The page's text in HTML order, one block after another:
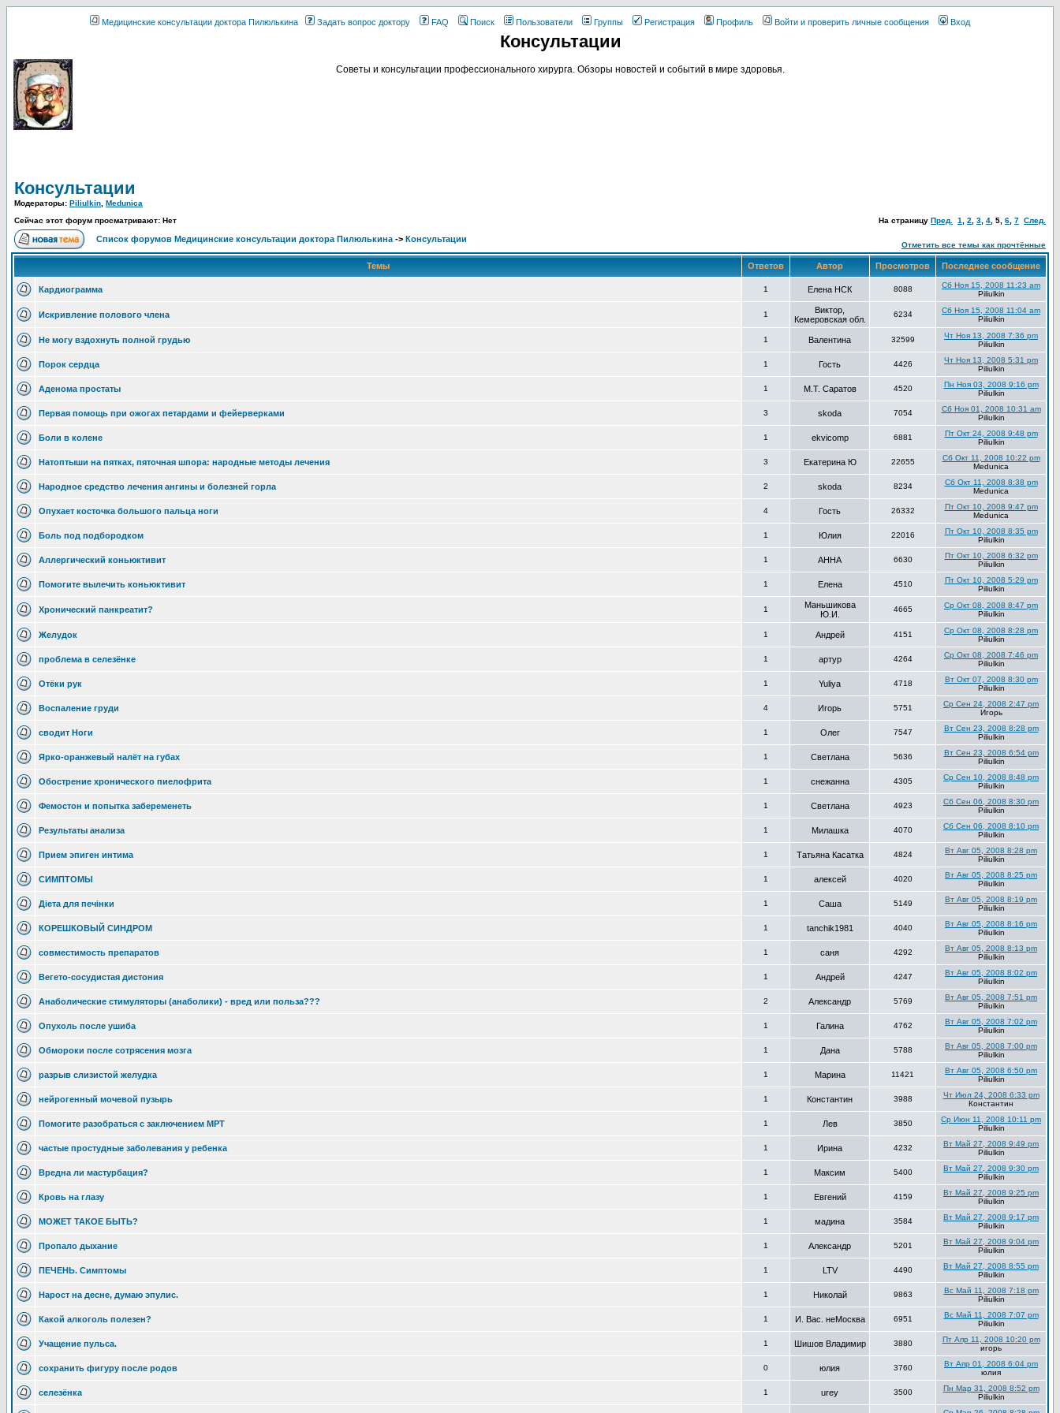
Медицинские консультации доктора Пилюлькина Задать вопрос доктору FAQ Поиск Пользователи Группы Регистрация Профиль Войти и проверить личные сообщения Вход
Консультации
Советы и консультации профессионального хирурга. Обзоры новостей и событий в мире здоровья.
Консультации
Модераторы: Piliulkin Medunica
Сейчас этот форум просматривают: Нет
На страницу Пред. 1 2 3 4 5 6 7 След.
Список форумов Медицинские консультации доктора Пилюлькина -> Консультации
Отметить все темы как прочтённые
Темы Ответов Автор Просмотров Последнее сообщение
Кардиограмма 1 Елена НСК 8088
Сб Ноя 15, 2008 11:23 am
Piliulkin
Искривление полового члена 1
Виктор,
Кемеровская обл.
6234
Сб Ноя 15, 2008 11:04 am
Piliulkin
Не могу вздохнуть полной грудью 1 Валентина 32599
Чт Ноя 13, 2008 7:36 pm
Piliulkin
Порок сердца 1 Гость 4426
Чт Ноя 13, 2008 5:31 pm
Piliulkin
Аденома простаты 1 М.Т. Саратов 4520
Пн Ноя 03, 2008 9:16 pm
Piliulkin
Первая помощь при ожогах петардами и фейерверками 3 skoda 7054
Сб Ноя 01, 2008 10:31 am
Piliulkin
Боли в колене 1 ekvicomp 6881
Пт Окт 24, 2008 9:48 pm
Piliulkin
Натоптыши на пятках, пяточная шпора: народные методы лечения 3 Екатерина Ю 22655
Сб Окт 11, 2008 10:22 pm
Medunica
Народное средство лечения ангины и болезней горла 2 skoda 8234
Сб Окт 11, 2008 8:38 pm
Medunica
Опухает косточка большого пальца ноги 4 Гость 26332
Пт Окт 10, 2008 9:47 pm
Medunica
Боль под подбородком 1 Юлия 22016
Пт Окт 10, 2008 8:35 pm
Piliulkin
Аллергический коньюктивит 1 АННА 6630
Пт Окт 10, 2008 6:32 pm
Piliulkin
Помогите вылечить коньюктивит 1 Елена 4510
Пт Окт 10, 2008 5:29 pm
Piliulkin
Хронический панкреатит? 1
Маньшикова
Ю.И.
4665
Ср Окт 08, 2008 8:47 pm
Piliulkin
Желудок 1 Андрей 4151
Ср Окт 08, 2008 8:28 pm
Piliulkin
проблема в селезёнке 1 артур 4264
Ср Окт 08, 2008 7:46 pm
Piliulkin
Отёки рук 1 Yuliya 4718
Вт Окт 07, 2008 8:30 pm
Piliulkin
Воспаление груди 4 Игорь 5751
Ср Сен 24, 2008 2:47 pm
Игорь
сводит Ноги 1 Олег 7547
Вт Сен 23, 2008 8:28 pm
Piliulkin
Ярко-оранжевый налёт на губах 1 Светлана 5636
Вт Сен 23, 2008 6:54 pm
Piliulkin
Обострение хронического пиелофрита 1 снежанна 4305
Ср Сен 10, 2008 8:48 pm
Piliulkin
Фемостон и попытка забеременеть 1 Светлана 4923
Сб Сен 06, 2008 8:30 pm
Piliulkin
Результаты анализа 1 Милашка 4070
Сб Сен 06, 2008 8:10 pm
Piliulkin
Прием эпиген интима 1 Татьяна Касатка 4824
Вт Авг 05, 2008 8:28 pm
Piliulkin
СИМПТОМЫ 1 алексей 4020
Вт Авг 05, 2008 8:25 pm
Piliulkin
Діета для печінки 1 Саша 5149
Вт Авг 05, 2008 8:19 pm
Piliulkin
КОРЕШКОВЫЙ СИНДРОМ 1 tanchik1981 4040
Вт Авг 05, 2008 8:16 pm
Piliulkin
совместимость препаратов 1 саня 4292
Вт Авг 05, 2008 8:13 pm
Piliulkin
Вегето-сосудистая дистония 1 Андрей 4247
Вт Авг 05, 2008 8:02 pm
Piliulkin
Анаболические стимуляторы (анаболики) - вред или польза??? 2 Александр 5769
Вт Авг 05, 2008 7:51 pm
Piliulkin
Опухоль после ушиба 1 Галина 4762
Вт Авг 05, 2008 7:02 pm
Piliulkin
Обмороки после сотрясения мозга 1 Дана 5788
Вт Авг 05, 2008 7:00 pm
Piliulkin
разрыв слизистой желудка 1 Марина 11421
Вт Авг 05, 2008 6:50 pm
Piliulkin
нейрогенный мочевой пузырь 1 Константин 3988
Чт Июл 24, 2008 6:33 pm
Константин
Помогите разобраться с заключением МРТ 1 Лев 3850
Ср Июн 11, 2008 10:11 pm
Piliulkin
частые простудные заболевания у ребенка 1 Ирина 4232
Вт Май 27, 2008 9:49 pm
Piliulkin
Вредна ли мастурбация? 1 Максим 5400
Вт Май 27, 2008 9:30 pm
Piliulkin
Кровь на глазу 1 Евгений 4159
Вт Май 27, 2008 9:25 pm
Piliulkin
МОЖЕТ ТАКОЕ БЫТЬ? 1 мадина 3584
Вт Май 27, 2008 9:17 pm
Piliulkin
Пропало дыхание 1 Александр 5201
Вт Май 27, 2008 9:04 pm
Piliulkin
ПЕЧЕНЬ. Симптомы 1 LTV 4490
Вт Май 27, 2008 8:55 pm
Piliulkin
Нарост на десне, думаю эпулис. 1 Николай 9863
Вс Май 11, 2008 7:18 pm
Piliulkin
Какой алкоголь полезен? 1 И. Вас. неМосква 6951
Вс Май 11, 2008 7:07 pm
Piliulkin
Учащение пульса. 1 Шишов Владимир 3880
Пт Апр 11, 2008 10:20 pm
игорь
сохранить фигуру после родов 0 юлия 3760
Вт Апр 01, 2008 6:04 pm
юлия
селезёнка 1 urey 3500
Пн Мар 31, 2008 8:52 pm
Piliulkin